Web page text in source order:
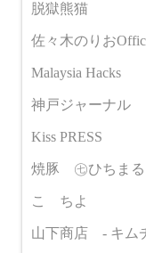
脱獄熊猫
佐々木のりお
Malaysia Hacks
神戸ジャーナル
Kiss PRESS
焼豚 ㊆ひちまる
こゝちよ
山下商店 - キム